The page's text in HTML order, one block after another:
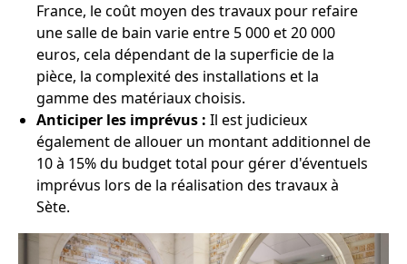
France, le coût moyen des travaux pour refaire
une salle de bain varie entre 5 000 et 20 000
euros, cela dépendant de la superficie de la
pièce, la complexité des installations et la
gamme des matériaux choisis.
Anticiper les imprévus : Il est judicieux
également de allouer un montant additionnel de
10 à 15% du budget total pour gérer d'éventuels
imprévus lors de la réalisation des travaux à
Sète.